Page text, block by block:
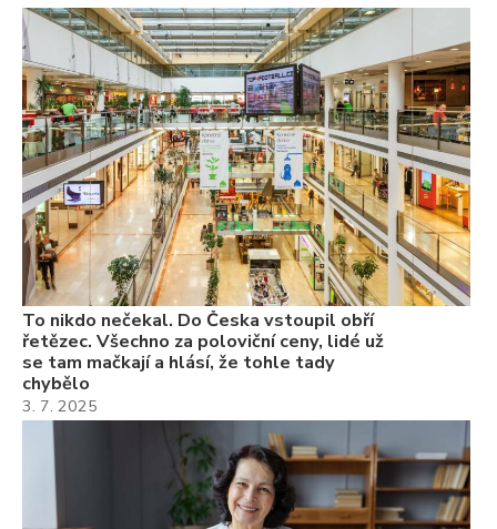
To nikdo nečekal. Do Česka vstoupil obří
řetězec. Všechno za poloviční ceny, lidé už
se tam mačkají a hlásí, že tohle tady
chybělo
3. 7. 2025